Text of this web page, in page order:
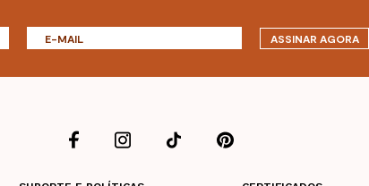
ASSINAR AGORA